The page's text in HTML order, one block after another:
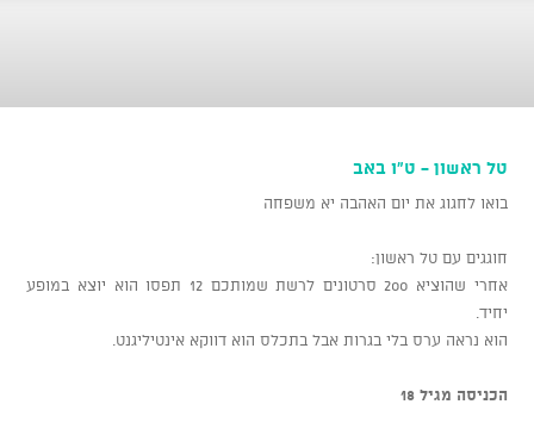
טל ראשון - ט"ו באב
בואו לחגוג את יום האהבה יא משפחה
חוגגים עם טל ראשון:
אחרי שהוציא 200 סרטונים לרשת שמותכם 12 תפסו הוא יוצא במופע
יחיד.
הוא נראה ערס בלי בגרות אבל בתכלס הוא דווקא אינטיליגנט.
הכניסה מגיל 18